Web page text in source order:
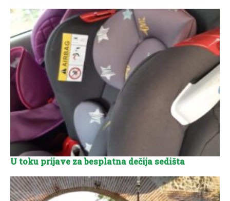
U toku prijave za besplatna dečija sedišta